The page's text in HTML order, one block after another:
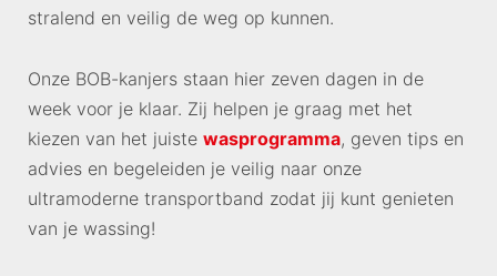
stralend en veilig de weg op kunnen.
Onze BOB-kanjers staan hier zeven dagen in de
week voor je klaar. Zij helpen je graag met het
kiezen van het juiste wasprogramma, geven tips en
advies en begeleiden je veilig naar onze
ultramoderne transportband zodat jij kunt genieten
van je wassing!